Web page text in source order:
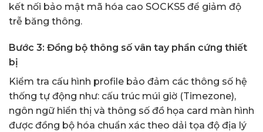
kết nối bảo mật mã hóa cao SOCKS5 để giảm độ
trễ băng thông.
Bước 3: Đồng bộ thông số vân tay phần cứng thiết
bị
Kiểm tra cấu hình profile bảo đảm các thông số hệ
thống tự động như: cấu trúc múi giờ (Timezone),
ngôn ngữ hiển thị và thông số đồ họa card màn hình
được đồng bộ hóa chuẩn xác theo dải tọa độ địa lý